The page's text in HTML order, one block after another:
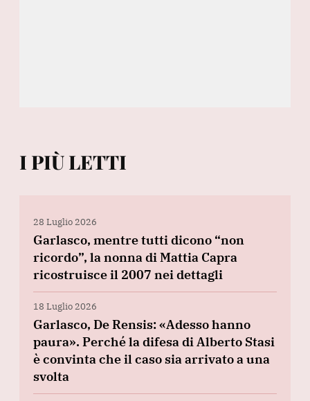
I PIÙ LETTI
28 Luglio 2026
Garlasco, mentre tutti dicono “non
ricordo”, la nonna di Mattia Capra
ricostruisce il 2007 nei dettagli
18 Luglio 2026
Garlasco, De Rensis: «Adesso hanno
paura». Perché la difesa di Alberto Stasi
è convinta che il caso sia arrivato a una
svolta